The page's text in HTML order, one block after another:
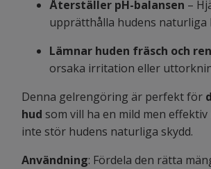
Återställer pH-balansen –
upprätthålla hudens naturliga
Lämnar huden fräsch och ren
orsaka irritation eller
Denna gelrengöring är perfekt för
hud som vill ha en mild men
inte stör hudens naturliga skydd.
Användning: Fördela den rätta